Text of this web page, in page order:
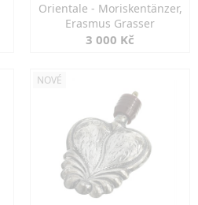
Orientale - Moriskentänzer,
Erasmus Grasser
3 000 Kč
NOVÉ